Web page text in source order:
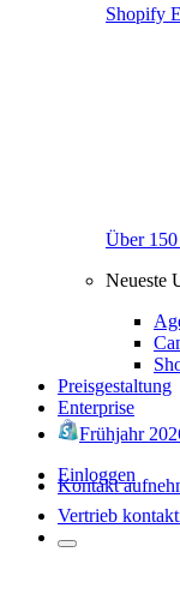
Shopify
Über
Neueste
Preisgestaltung
Enterprise
Frühjahr
Einloggen
Kontakt
Vertrieb